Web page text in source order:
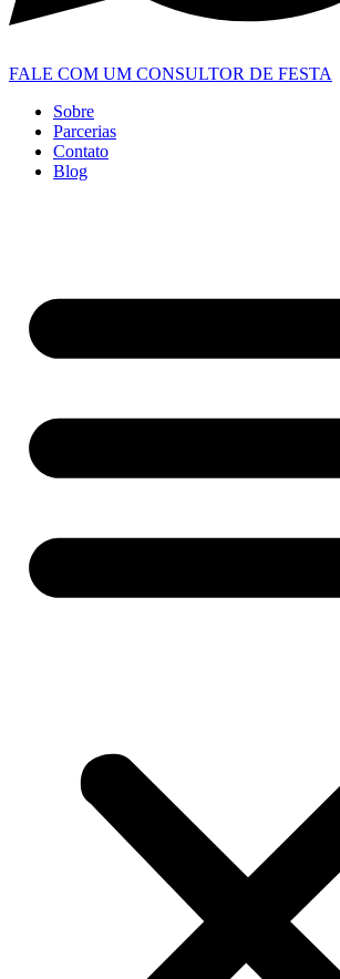
FALE COM UM CONSULTOR DE FESTA
Sobre
Parcerias
Contato
Blog